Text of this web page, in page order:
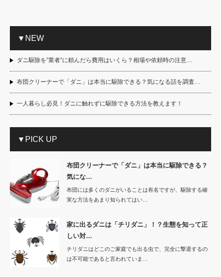
▼NEW
ダニ駆除を”業者”に頼んだら費用はいくら？相場や依頼時の注意…
布団クリーナーで「ダニ」は本当に駆除できる？気になる話を調査…
一人暮らし必見！ダニに触れずに駆除できる方法を教えます！
▼PICK UP
布団クリーナーで「ダニ」は本当に駆除できる？
気にな…
布団には多くのダニがいることは有名ですが、駆除する確
実な方法をあまり知られてはい…
家に出るダニは「チリダニ」！？生態を知って正
しい対…
チリダニはどこのご家庭でも出る虫で、完全に撃退するの
は不可能であると言われていま…